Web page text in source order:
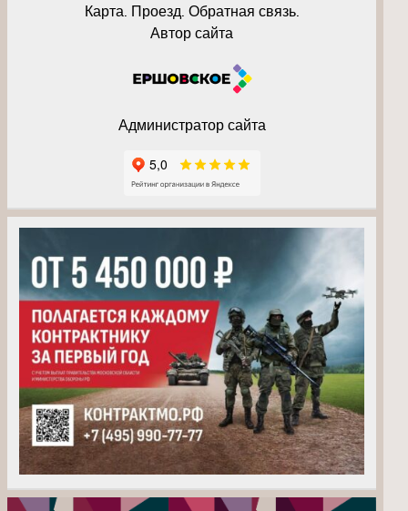
Карта. Проезд. Обратная связь.
Автор сайта
Администратор сайта